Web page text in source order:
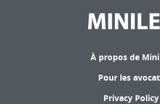
À propos de
Pour les
Privacy Policy